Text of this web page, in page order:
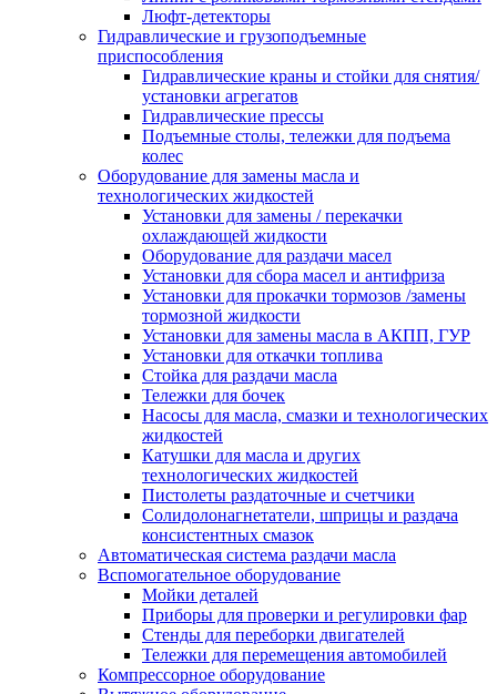
Люфт-детекторы
Гидравлические и грузоподъемные
приспособления
Гидравлические краны и стойки для снятия/
установки агрегатов
Гидравлические прессы
Подъемные столы, тележки для подъема
колес
Оборудование для замены масла и
технологических жидкостей
Установки для замены / перекачки
охлаждающей жидкости
Оборудование для раздачи масел
Установки для сбора масел и антифриза
Установки для прокачки тормозов /замены
тормозной жидкости
Установки для замены масла в АКПП, ГУР
Установки для откачки топлива
Стойка для раздачи масла
Тележки для бочек
Насосы для масла, смазки и технологических
жидкостей
Катушки для масла и других
технологических жидкостей
Пистолеты раздаточные и счетчики
Солидолонагнетатели, шприцы и раздача
консистентных смазок
Автоматическая система раздачи масла
Вспомогательное оборудование
Мойки деталей
Приборы для проверки и регулировки фар
Стенды для переборки двигателей
Тележки для перемещения автомобилей
Компрессорное оборудование